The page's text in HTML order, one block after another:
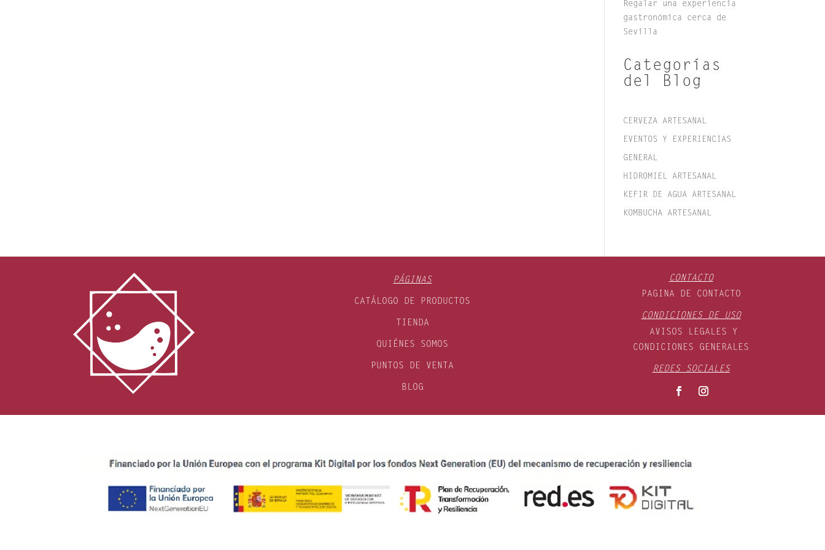
Regalar una experiencia
gastronómica cerca de
Sevilla
Categorías
del Blog
CERVEZA ARTESANAL
EVENTOS Y EXPERIENCIAS
GENERAL
HIDROMIEL ARTESANAL
KEFIR DE AGUA ARTESANAL
KOMBUCHA ARTESANAL
PÁGINAS
CATÁLOGO DE PRODUCTOS
TIENDA
QUIÉNES SOMOS
PUNTOS DE VENTA
BLOG
CONTACTO
PAGINA DE CONTACTO
CONDICIONES DE USO
AVISOS LEGALES Y
CONDICIONES GENERALES
REDES SOCIALES